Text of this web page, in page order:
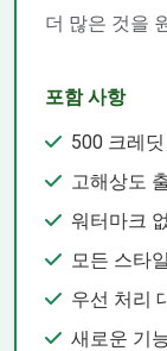
더 많은 것을
포함 사항
500 크레
고해상도
워터마크
모든 스타
우선 처리
새로운 기